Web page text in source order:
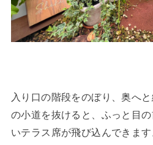
入り口の階段をのぼり、奥へ
の小道を抜けると、ふっと目
いテラス席が飛び込んできます